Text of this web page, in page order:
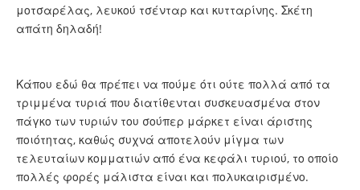
μοτσαρέλας, λευκού τσένταρ και κυτταρίνης. Σκέτη
απάτη δηλαδή!
Κάπου εδώ θα πρέπει να πούμε ότι ούτε πολλά από τα
τριμμένα τυριά που διατίθενται συσκευασμένα στον
πάγκο των τυριών του σούπερ μάρκετ είναι άριστης
ποιότητας, καθώς συχνά αποτελούν μίγμα των
τελευταίων κομματιών από ένα κεφάλι τυριού, το οποίο
πολλές φορές μάλιστα είναι και πολυκαιρισμένο.